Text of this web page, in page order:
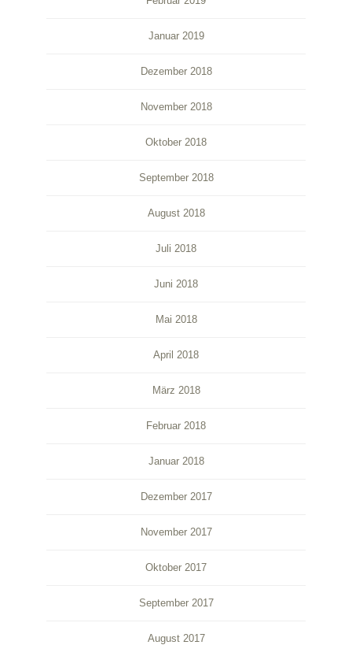
Januar 2019
Dezember 2018
November 2018
Oktober 2018
September 2018
August 2018
Juli 2018
Juni 2018
Mai 2018
April 2018
März 2018
Februar 2018
Januar 2018
Dezember 2017
November 2017
Oktober 2017
September 2017
August 2017